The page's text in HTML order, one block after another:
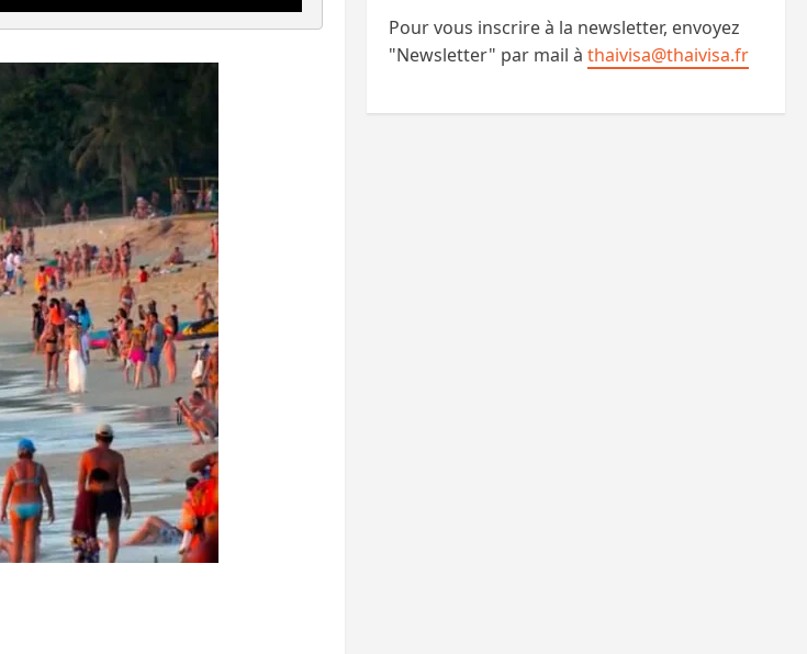
Pour vous inscrire à la newsletter, envoyez
"Newsletter" par mail à thaivisa@thaivisa.fr